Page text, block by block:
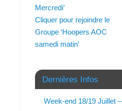
Mercredi’
Cliquer pour rejoindre le
Groupe ‘Hoopers AOC
samedi matin’
Dernières Infos
Week-end 18/19 Juillet –